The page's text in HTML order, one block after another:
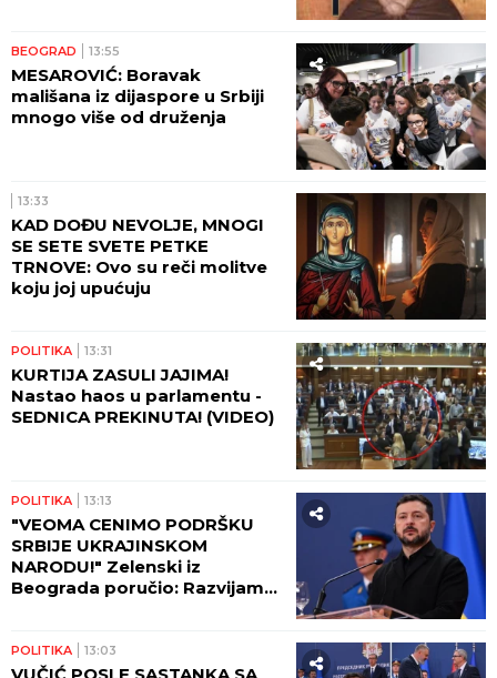
BEOGRAD 13:55
MESAROVIĆ: Boravak
mališana iz dijaspore u Srbiji
mnogo više od druženja
13:33
KAD DOĐU NEVOLJE, MNOGI
SE SETE SVETE PETKE
TRNOVE: Ovo su reči molitve
koju joj upućuju
POLITIKA 13:31
KURTIJA ZASULI JAJIMA!
Nastao haos u parlamentu -
SEDNICA PREKINUTA! (VIDEO)
POLITIKA 13:13
"VEOMA CENIMO PODRŠKU
SRBIJE UKRAJINSKOM
NARODU!" Zelenski iz
Beograda poručio: Razvijamo
POLITIKA 13:03